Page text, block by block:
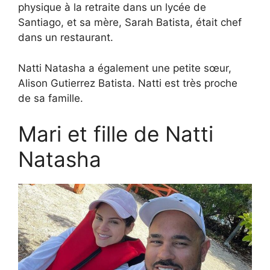
physique à la retraite dans un lycée de
Santiago, et sa mère, Sarah Batista, était chef
dans un restaurant.
Natti Natasha a également une petite sœur,
Alison Gutierrez Batista. Natti est très proche
de sa famille.
Mari et fille de Natti
Natasha